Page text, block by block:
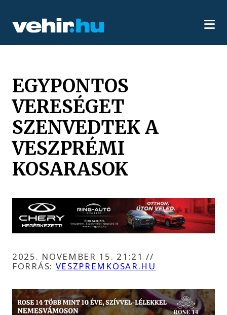
EGYPONTOS
VERESÉGET
SZENVEDTEK A
VESZPRÉMI
KOSARASOK
2025. NOVEMBER 15. 21:21//
FORRÁS: VESZPREMKOSAR.HU